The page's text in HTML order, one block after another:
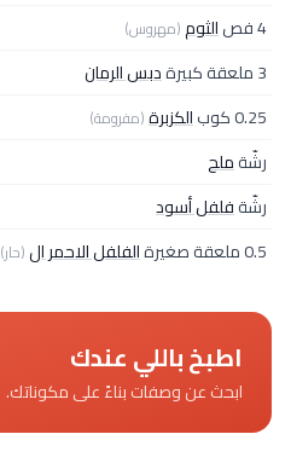
4 فص الثوم(مهروس)
3 ملعقة كبيرة
دبس الرمان
0.25 كوب
الكزبرة(مفرومة)
رشّةملح
رشّةفلفل أسود
0.5 ملعقة صغيرة
الفلفل الاحمر ال(حار)
اطبخ باللي عندك
ابحث عن وصفات بناءً على مكوناتك.